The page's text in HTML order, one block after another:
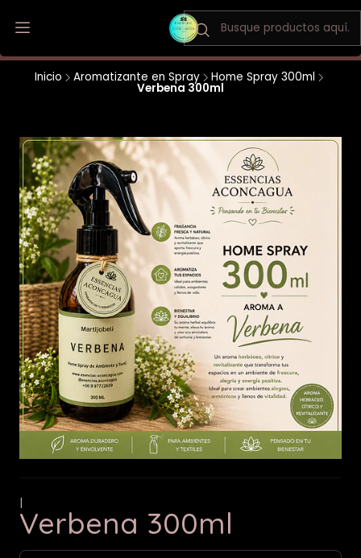
Envio a todo Chile / Los Andes y San Felipe envio gratis
Inicio Aromatizante en Spray Home Spray 300ml
Verbena 300ml
|
Verbena 300ml